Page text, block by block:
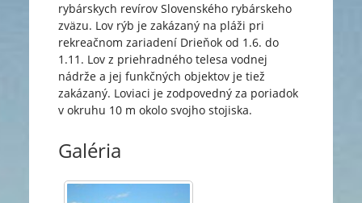
rybárskych revírov Slovenského rybárskeho
zväzu. Lov rýb je zakázaný na pláži pri
rekreačnom zariadení Drieňok od 1.6. do
1.11. Lov z priehradného telesa vodnej
nádrže a jej funkčných objektov je tiež
zakázaný. Loviaci je zodpovedný za poriadok
v okruhu 10 m okolo svojho stojiska.
Galéria